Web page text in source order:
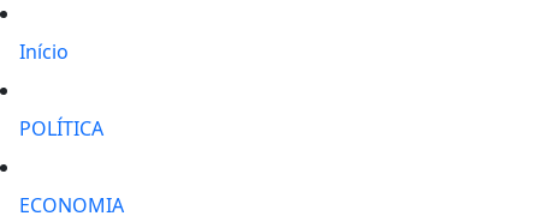
Início
POLÍTICA
ECONOMIA